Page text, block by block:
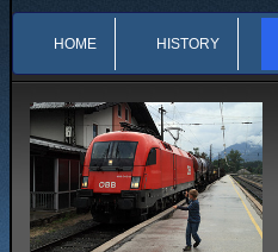
HOME HISTORY